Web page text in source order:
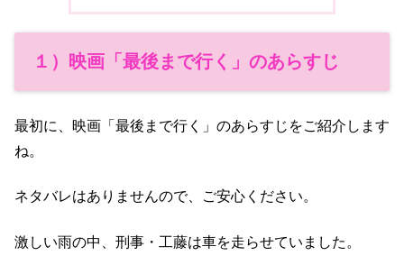
１）映画「最後まで行く」のあらすじ
最初に、映画「最後まで行く」のあらすじをご紹介します
ね。
ネタバレはありませんので、ご安心ください。
激しい雨の中、刑事・工藤は車を走らせていました。